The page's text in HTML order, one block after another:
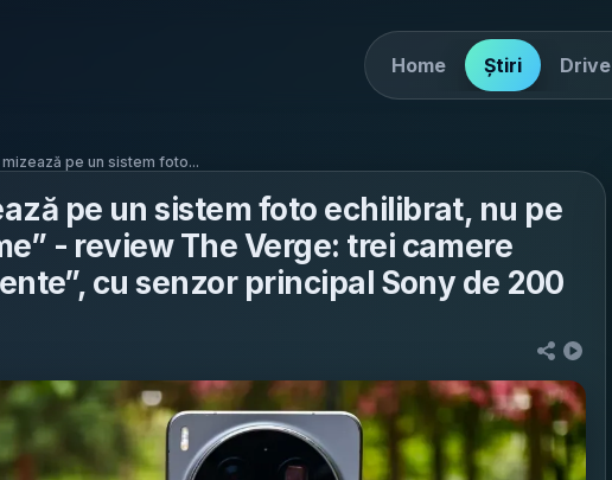
Home Știri Drive
pe un sistem foto...
pe un sistem foto echilibrat, nu pe
- review The Verge: trei camere
cu senzor principal Sony de 200